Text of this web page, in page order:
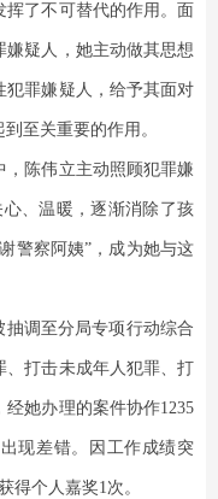
挥了不可替代的作用。面
疑人，她主动做其思想
犯罪嫌疑人，给予其面对
至关重要的作用。
陈伟立主动照顾犯罪嫌
、温暖，逐渐消除了孩
警察阿姨”，成为她与这
调至分局专项行动综合
、打击未成年人犯罪、打
她办理的案件协作1235
现差错。因工作成绩突
得个人嘉奖1次。